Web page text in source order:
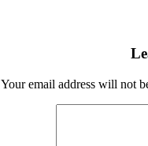
Your email address will not